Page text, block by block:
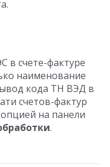
в счете-фактуре
наименование
кода ТН ВЭД в
счетов-фактур
на панели
.